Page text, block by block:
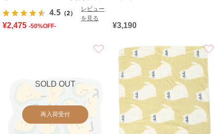
4.5 （2）
レビュー
を見る
¥2,475 -50%OFF- ¥3,190
SOLD OUT
再入荷受付